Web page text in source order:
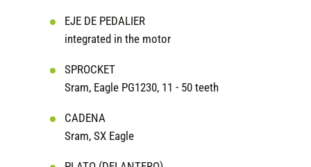
EJE DE PEDALIER
integrated in the motor
SPROCKET
Sram, Eagle PG1230, 11 - 50 teeth
CADENA
Sram, SX Eagle